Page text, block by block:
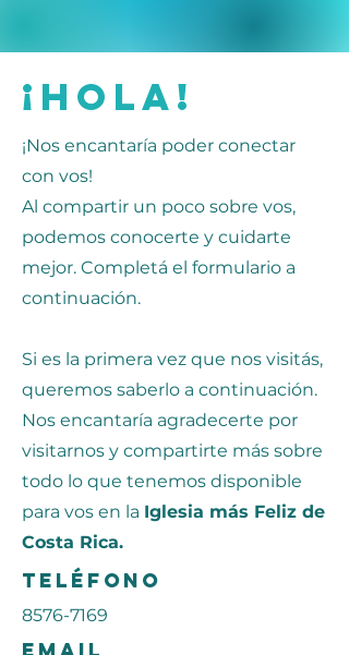
¡hola!
¡Nos encantaría poder conectar
con vos!
Al compartir un poco sobre vos,
podemos conocerte y cuidarte
mejor. Completá el formulario a
continuación.
Si es la primera vez que nos visitás,
queremos saberlo a continuación.
Nos encantaría agradecerte por
visitarnos y compartirte más sobre
todo lo que tenemos disponible
para vos en la Iglesia más Feliz de
Costa Rica.
Teléfono
8576-7169